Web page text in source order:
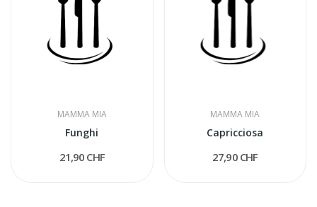
MAMMA MIA
Funghi
21,90 CHF
MAMMA MIA
Capricciosa
27,90 CHF